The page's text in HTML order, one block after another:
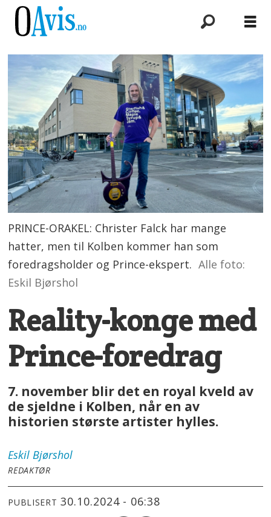
PRINCE-ORAKEL: Christer Falck har mange
hatter, men til Kolben kommer han som
foredragsholder og Prince-ekspert. Alle foto:
Eskil Bjørshol
Reality-konge med
Prince-foredrag
7. november blir det en royal kveld av
de sjeldne i Kolben, når en av
historien største artister hylles.
Eskil Bjørshol
REDAKTØR
PUBLISERT 30.10.2024 - 06:38